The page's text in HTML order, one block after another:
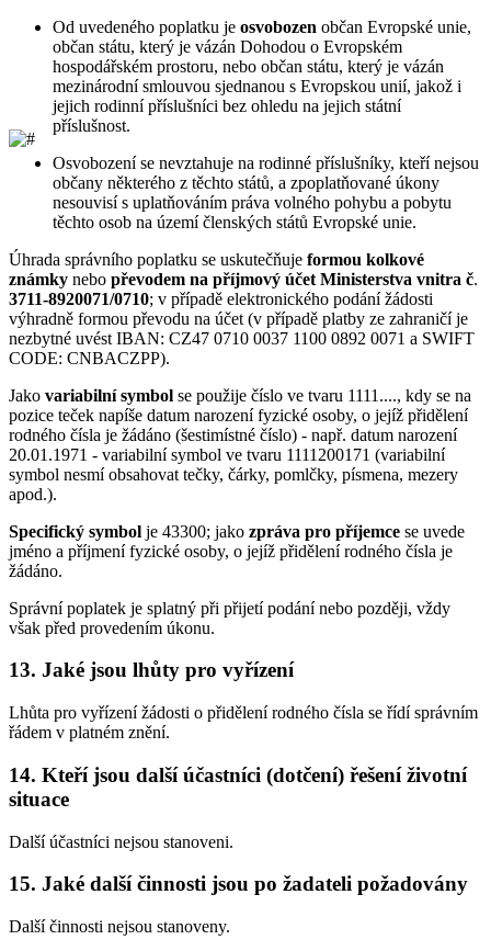
Od uvedeného poplatku je osvobozen občan Evropské unie,
občan státu, který je vázán Dohodou o Evropském
hospodářském prostoru, nebo občan státu, který je vázán
mezinárodní smlouvou sjednanou s Evropskou unií, jakož i
jejich rodinní příslušníci bez ohledu na jejich státní
příslušnost.
Osvobození se nevztahuje na rodinné příslušníky, kteří nejsou
občany některého z těchto států, a zpoplatňované úkony
nesouvisí s uplatňováním práva volného pohybu a pobytu
těchto osob na území členských států Evropské unie.
Úhrada správního poplatku se uskutečňuje formou kolkové
známky nebo převodem na příjmový účet Ministerstva vnitra č.
3711-8920071/0710; v případě elektronického podání žádosti
výhradně formou převodu na účet (v případě platby ze zahraničí je
nezbytné uvést IBAN: CZ47 0710 0037 1100 0892 0071 a SWIFT
CODE: CNBACZPP).
Jako variabilní symbol se použije číslo ve tvaru 1111...., kdy se na
pozice teček napíše datum narození fyzické osoby, o jejíž přidělení
rodného čísla je žádáno (šestimístné číslo) - např. datum narození
20.01.1971 - variabilní symbol ve tvaru 1111200171 (variabilní
symbol nesmí obsahovat tečky, čárky, pomlčky, písmena, mezery
apod.).
Specifický symbol je 43300; jako zpráva pro příjemce se uvede
jméno a příjmení fyzické osoby, o jejíž přidělení rodného čísla je
žádáno.
Správní poplatek je splatný při přijetí podání nebo později, vždy
však před provedením úkonu.
13. Jaké jsou lhůty pro vyřízení
Lhůta pro vyřízení žádosti o přidělení rodného čísla se řídí správním
řádem v platném znění.
14. Kteří jsou další účastníci (dotčení) řešení životní
situace
Další účastníci nejsou stanoveni.
15. Jaké další činnosti jsou po žadateli požadovány
Další činnosti nejsou stanoveny.